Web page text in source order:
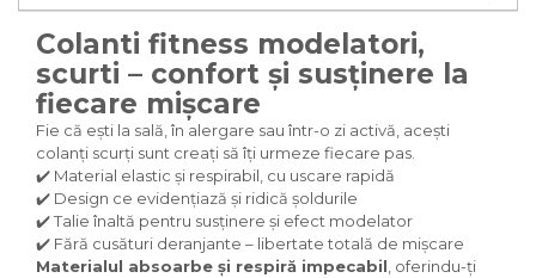
Colanti fitness modelatori,
scurti – confort și susținere la
fiecare mișcare
Fie că ești la sală, în alergare sau într-o zi activă, acești
colanți scurți sunt creați să îți urmeze fiecare pas.
✔️ Material elastic și respirabil, cu uscare rapidă
✔️ Design ce evidențiază și ridică șoldurile
✔️ Talie înaltă pentru susținere și efect modelator
✔️ Fără cusături deranjante – libertate totală de mișcare
Materialul absoarbe și respiră impecabil , oferindu-ți